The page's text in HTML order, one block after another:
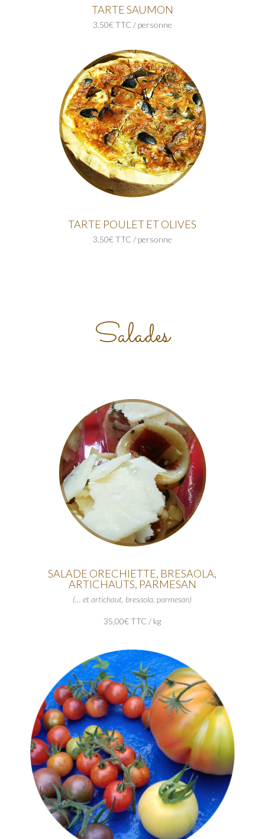
TARTE SAUMON
3,50€ TTC / personne
TARTE POULET ET OLIVES
3,50€ TTC / personne
Salades
SALADE ORECHIETTE, BRESAOLA,
ARTICHAUTS, PARMESAN
(… et artichaut, bresaola, parmesan)
35,00€ TTC / kg